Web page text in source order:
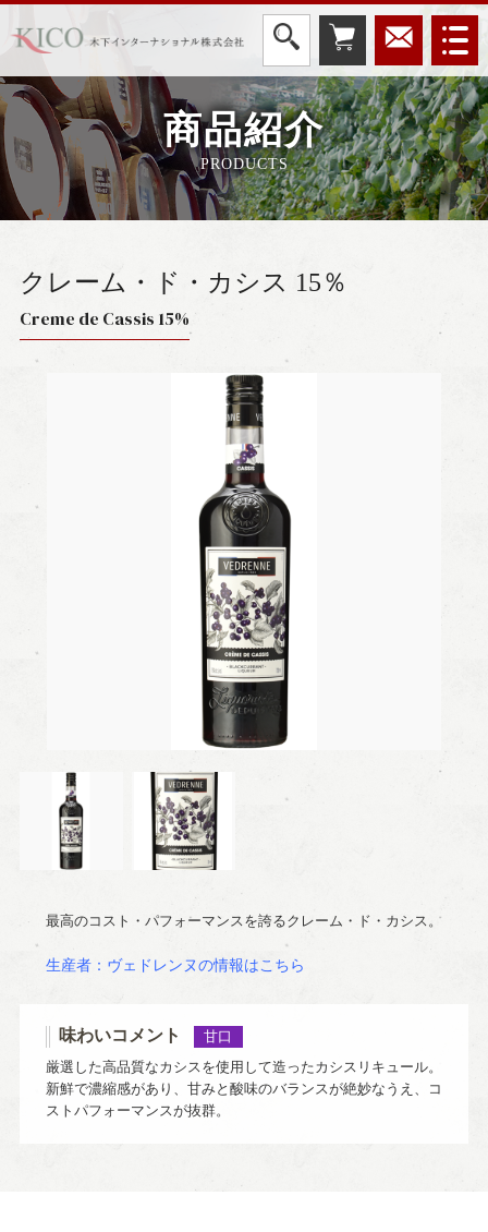
商品紹介
PRODUCTS
クレーム・ド・カシス 15％
Creme de Cassis 15%
最高のコスト・パフォーマンスを誇るクレーム・ド・カシス。
生産者：ヴェドレンヌの情報はこちら
味わいコメント
甘口
厳選した高品質なカシスを使用して造ったカシスリキュール。
新鮮で濃縮感があり、甘みと酸味のバランスが絶妙なうえ、コ
ストパフォーマンスが抜群。